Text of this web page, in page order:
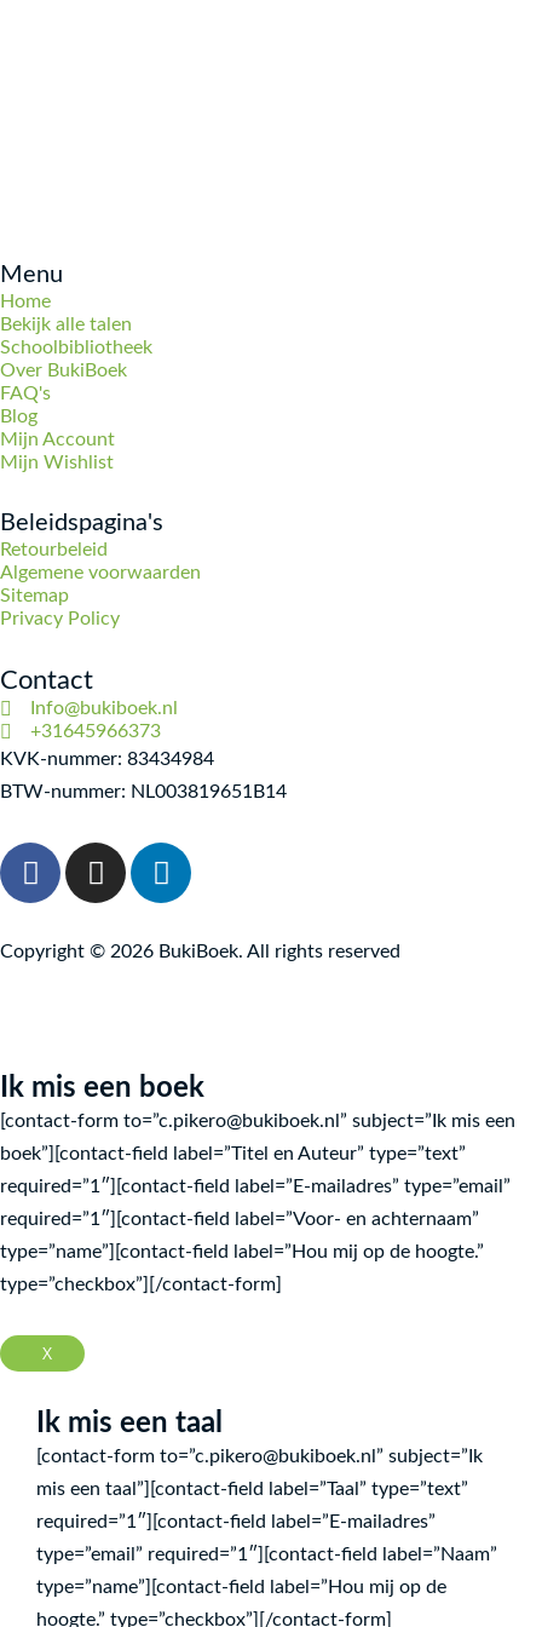
Menu
Home
Bekijk alle talen
Schoolbibliotheek
Over BukiBoek
FAQ's
Blog
Mijn Account
Mijn Wishlist
Beleidspagina's
Retourbeleid
Algemene voorwaarden
Sitemap
Privacy Policy
Contact
Info@bukiboek.nl
+31645966373
KVK-nummer: 83434984
BTW-nummer: NL003819651B14
F
a
e
-
f
I
n
t
m
L
i
k
Copyright © 2026 BukiBoek. All rights reserved
Ik mis een boek
[contact-form to=”c.pikero@bukiboek.nl” subject=”Ik mis een
boek”][contact-field label=”Titel en Auteur” type=”text”
required=”1″][contact-field label=”E-mailadres” type=”email”
required=”1″][contact-field label=”Voor- en achternaam”
type=”name”][contact-field label=”Hou mij op de hoogte.”
type=”checkbox”][/contact-form]
X
Ik mis een taal
[contact-form to=”c.pikero@bukiboek.nl” subject=”Ik
mis een taal”][contact-field label=”Taal” type=”text”
required=”1″][contact-field label=”E-mailadres”
type=”email” required=”1″][contact-field label=”Naam”
type=”name”][contact-field label=”Hou mij op de
hoogte.” type=”checkbox”][/contact-form]